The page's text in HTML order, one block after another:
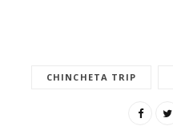
CHINCHETA TRIP